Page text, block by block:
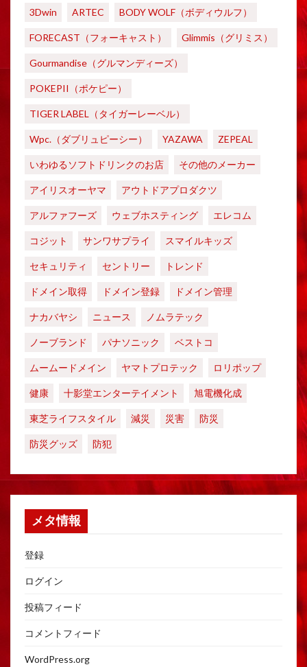
3Dwin ARTEC BODY WOLF（ボディウルフ）
FORECAST（フォーキャスト） Glimmis（グリミス）
Gourmandise（グルマンディーズ）
POKEPII（ポケピー）
TIGER LABEL（タイガーレーベル）
Wpc.（ダブリュピーシー） YAZAWA ZEPEAL
いわゆるソフトドリンクのお店 その他のメーカー
アイリスオーヤマ アウトドアプロダクツ
アルファフーズ ウェブホスティング エレコム
コジット サンワサプライ スマイルキッズ
セキュリティ セントリー トレンド
ドメイン取得 ドメイン登録 ドメイン管理
ナカバヤシ ニュース ノムラテック
ノーブランド パナソニック ベストコ
ムームードメイン ヤマトプロテック ロリポップ
健康 十影堂エンターテイメント 旭電機化成
東芝ライフスタイル 減災 災害 防災
防災グッズ 防犯
メタ情報
登録
ログイン
投稿フィード
コメントフィード
WordPress.org